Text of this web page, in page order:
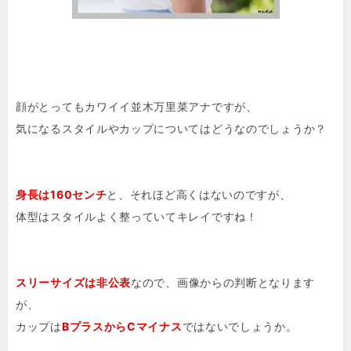
顔がとってもカワイイ並木万里菜アナですが、
気になるスタイルやカップについてはどうなのでしょうか？
身長は160センチと、それほど高くはないのですが、
体型はスタイルよく整っていてキレイですね！
スリーサイズは非公表なので、画像からの判断となります
が、
カップはBプラスからCマイナスではないでしょうか。